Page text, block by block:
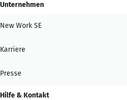
Unternehmen
New Work SE
Karriere
Presse
Hilfe & Kontakt